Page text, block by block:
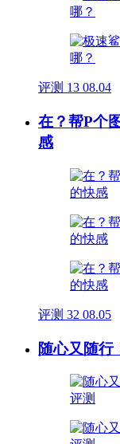
评测 13 08.04
在？帮P个
感
评测 32 08.05
随心又随行